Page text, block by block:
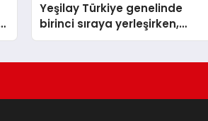
Yeşilay Türkiye genelinde
birinci sıraya yerleşirken,
yürütülen faaliyetlerle de